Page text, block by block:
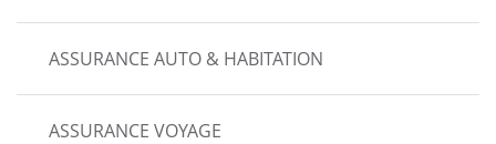
ASSURANCE AUTO & HABITATION
ASSURANCE VOYAGE